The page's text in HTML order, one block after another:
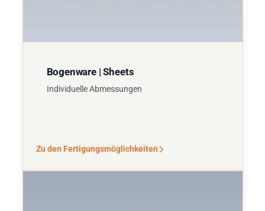
Bogenware | Sheets
Individuelle Abmessungen
Zu den Fertigungsmöglichkeiten